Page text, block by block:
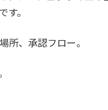
す。
所、承認フロー。